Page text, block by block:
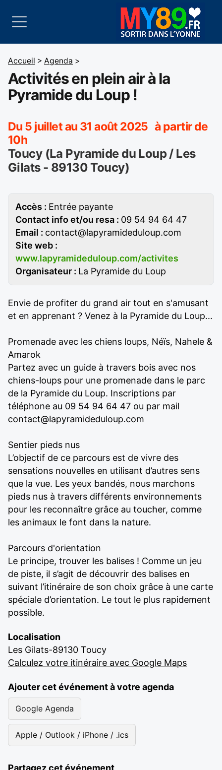
Accueil > Agenda >
Activités en plein air à la
Pyramide du Loup !
Du 5 juillet au 31 août 2025 à partir de
10h
Toucy (La Pyramide du Loup / Les
Gilats - 89130 Toucy)
Accès : Entrée payante
Contact info et/ou resa : 09 54 94 64 47
Email : contact@lapyramideduloup.com
Site web :
www.lapyramideduloup.com/activites
Organisateur : La Pyramide du Loup
Envie de profiter du grand air tout en s'amusant
et en apprenant ? Venez à la Pyramide du Loup...
Promenade avec les chiens loups, Néïs, Nahele &
Amarok
Partez avec un guide à travers bois avec nos
chiens-loups pour une promenade dans le parc
de la Pyramide du Loup. Inscriptions par
téléphone au 09 54 94 64 47 ou par mail
contact@lapyramideduloup.com
Sentier pieds nus
L’objectif de ce parcours est de vivre des
sensations nouvelles en utilisant d’autres sens
que la vue. Les yeux bandés, nous marchons
pieds nus à travers différents environnements
pour les reconnaître grâce au toucher, comme
les animaux le font dans la nature.
Parcours d'orientation
Le principe, trouver les balises ! Comme un jeu
de piste, il s’agit de découvrir des balises en
suivant l’itinéraire de son choix grâce à une carte
spéciale d’orientation. Le tout le plus rapidement
possible.
Localisation
Les Gilats-89130 Toucy
Calculez votre itinéraire avec Google Maps
Ajouter cet événement à votre agenda
Google Agenda
Apple / Outlook / iPhone / .ics
Partagez cet événement